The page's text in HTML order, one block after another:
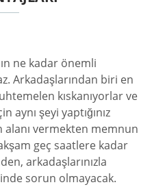
ne kadar önemli
Arkadaşlarından biri en
kıskanıyorlar ve
aynı şeyi yaptığınız
alanı vermekten memnun
geç saatlere kadar
arkadaşlarınızla
sorun olmayacak.